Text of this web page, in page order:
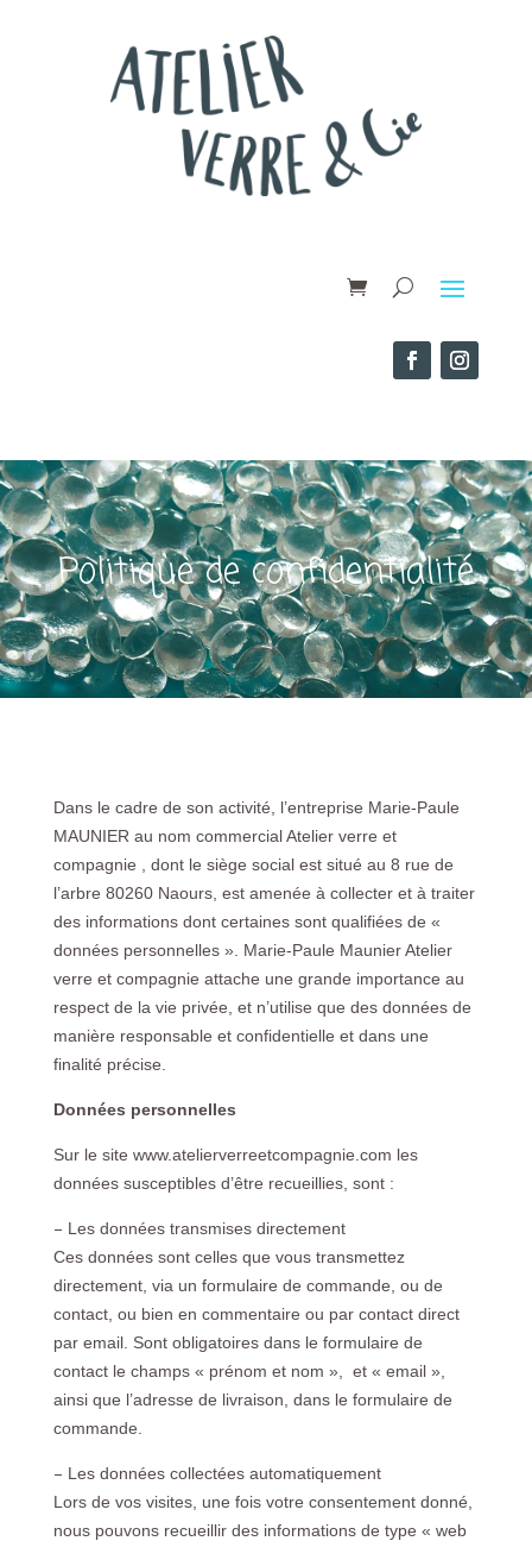
Politique de confidentialité
Dans le cadre de son activité, l’entreprise Marie-Paule
MAUNIER au nom commercial Atelier verre et
compagnie , dont le siège social est situé au 8 rue de
l’arbre 80260 Naours, est amenée à collecter et à traiter
des informations dont certaines sont qualifiées de «
données personnelles ». Marie-Paule Maunier Atelier
verre et compagnie attache une grande importance au
respect de la vie privée, et n’utilise que des données de
manière responsable et confidentielle et dans une
finalité précise.
Données personnelles
Sur le site www.atelierverreetcompagnie.com les
données susceptibles d’être recueillies, sont :
– Les données transmises directement
Ces données sont celles que vous transmettez
directement, via un formulaire de commande, ou de
contact, ou bien en commentaire ou par contact direct
par email. Sont obligatoires dans le formulaire de
contact le champs « prénom et nom », et « email »,
ainsi que l’adresse de livraison, dans le formulaire de
commande.
– Les données collectées automatiquement
Lors de vos visites, une fois votre consentement donné,
nous pouvons recueillir des informations de type « web